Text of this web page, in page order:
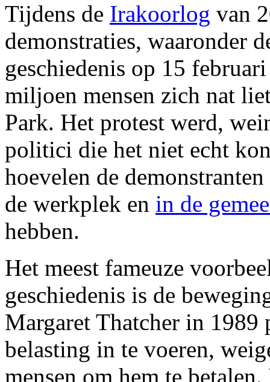
Tijdens de Irakoorlog van
demonstraties, waaronder
geschiedenis op 15
miljoen mensen zich nat
Park. Het protest werd,
politici die het niet echt
hoevelen de
de werkplek en in de
hebben.
Het meest fameuze
geschiedenis is de
Margaret Thatcher in 1989
belasting in te voeren,
mensen om hem te